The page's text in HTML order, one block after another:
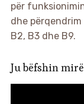
për
dhe përqendrim
B2, B3 dhe B9.
Ju bëfshin